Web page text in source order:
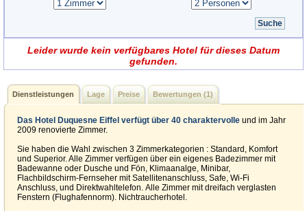
Leider wurde kein verfügbares Hotel für dieses Datum
gefunden.
Dienstleistungen Lage Preise Bewertungen (1)
Das Hotel Duquesne Eiffel verfügt über 40 charaktervolle und im Jahr
2009 renovierte Zimmer.
Sie haben die Wahl zwischen 3 Zimmerkategorien : Standard, Komfort
und Superior. Alle Zimmer verfügen über ein eigenes Badezimmer mit
Badewanne oder Dusche und Fön, Klimaanalge, Minibar,
Flachbildschirm-Fernseher mit Satellitenanschluss, Safe, Wi-Fi
Anschluss, und Direktwahltelefon. Alle Zimmer mit dreifach verglasten
Fenstern (Flughafennorm). Nichtraucherhotel.